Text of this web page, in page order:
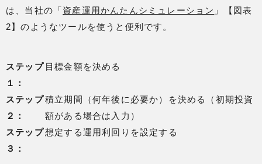
は、当社の「資産運用かんたんシミュレーション 」【図表
2】のようなツールを使うと便利です。
ステップ
１：
目標金額を決める
ステップ
２：
積立期間（何年後に必要か）を決める（初期投資
額がある場合は入力）
ステップ
３：
想定する運用利回りを設定する